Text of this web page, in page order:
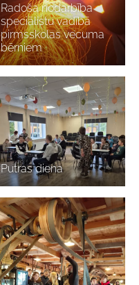
Radoša nodarbība
speciālistu vadībā
pirmsskolas vecuma
bērniem
Putras diena